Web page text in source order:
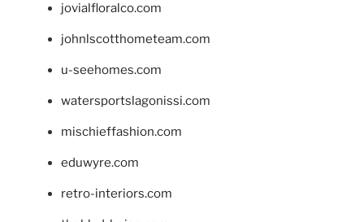
jovialfloralco.com
johnlscotthometeam.com
u-seehomes.com
watersportslagonissi.com
mischieffashion.com
eduwyre.com
retro-interiors.com